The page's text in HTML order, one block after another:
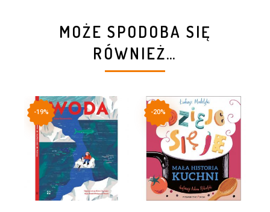
MOŻE SPODOBA SIĘ
RÓWNIEŻ…
-19% -20%